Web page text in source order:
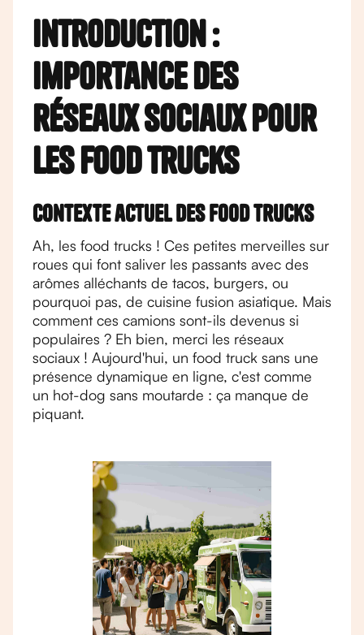
Introduction :
importance des
réseaux sociaux pour
les food trucks
Contexte actuel des food trucks
Ah, les food trucks ! Ces petites merveilles sur
roues qui font saliver les passants avec des
arômes alléchants de tacos, burgers, ou
pourquoi pas, de cuisine fusion asiatique. Mais
comment ces camions sont-ils devenus si
populaires ? Eh bien, merci les réseaux
sociaux ! Aujourd'hui, un food truck sans une
présence dynamique en ligne, c'est comme
un hot-dog sans moutarde : ça manque de
piquant.